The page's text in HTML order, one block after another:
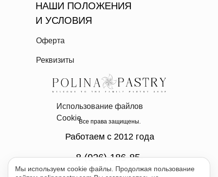
Работаем с 2012 года
НАШИ ПОЛОЖЕНИЯ
И УСЛОВИЯ
Оферта
8 (926) 186-85-
07
Все права защищены.
Реквизиты
Использование файлов
Cookie
Мы используем cookie файлы. Продолжая пользование